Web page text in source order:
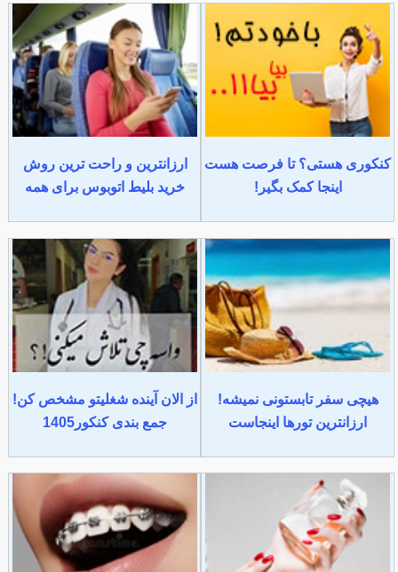
کنکوری هستی؟ تا فرصت هست
اینجا کمک بگیر!
ارزانترین و راحت ترین روش
خرید بلیط اتوبوس برای همه
هیچی سفر تابستونی نمیشه!
ارزانترین تورها اینجاست
از الان آینده شغلیتو مشخص کن!
جمع بندی کنکور1405